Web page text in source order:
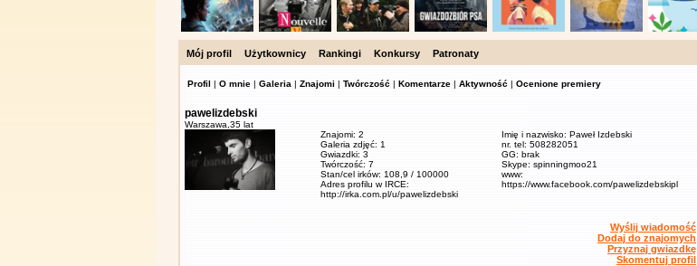
Mój profil Użytkownicy Rankingi Konkursy Patronaty
Profil | O mnie | Galeria | Znajomi | Twórczość | Komentarze | Aktywność | Ocenione premiery
pawelizdebski
Warszawa, 35 lat
Znajomi: 2
Galeria zdjęć: 1
Gwiazdki: 3
Twórczość: 7
Stan/cel irków: 108,9 / 100000
Adres profilu w IRCE:
http://irka.com.pl/u/pawelizdebski
Imię i nazwisko: Paweł Izdebski
nr. tel: 508282051
GG: brak
Skype: spinningmoo21
www:
https://www.facebook.com/pawelizdebskipl
Wyślij wiadomość
Dodaj do znajomych
Przyznaj gwiazdkę
Skomentuj profil